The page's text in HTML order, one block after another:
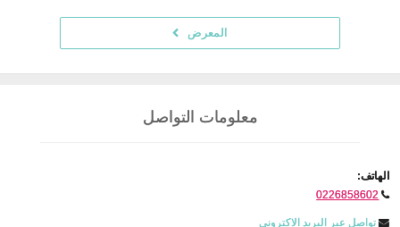
المعرض
معلومات التواصل
الهاتف:
0226858602
تواصل عبر البريد الاكتروني